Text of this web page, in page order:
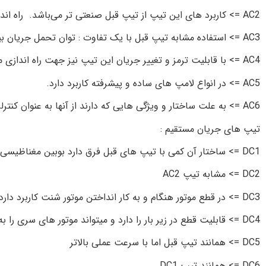
AC2 => کاربرد های این تیپ از تیپ قبل صنعتی تر می‌باشد. راه اندازی موتور اسنکرون از نمونه قابلیت های این تیپ می‌باشد.
AC3 => استفاده مشابه تیپ قبل با یک تفاوت : توان تحمل جریان بیشتری دارند و برای کار های بزرگ تر ساخته شده اند.
AC4 => با قابلیت ترمز و تغییر جریان این تیپ نیز جهت راه اندازی موتور اسنکرون مورد استفاده قرار می‌گیرد.
AC5 => در انواع لامپ های ساده و پیشرفته کاربرد دارد.
AC6 => به علت ساختار و ویژگی هایی که دارند از آنها به عنوان کنترلر ترانسفورماتور ها استفاده می‌شود
تیپ های جریان مستقیم :
DC1 => ساختار آن کمی با تیپ های قبل فرق دارد بوبین مغناظیسی دارد و فاقد کنتاکت قدرت می‌باشد . از آنها در مدار فرمان استفاده می‌شود.
DC2 => مشابه تیپ AC2
DC3 => در قطع موتور هنگام و به کار انداختن موتور شنت کاربرد دارد
DC4 => قابلیت قطع در زیر بار را دارد و میتواند موتور های سری را به کار بیاندازد
DC5 => همانند تیپ قبل اما با سرعت عملی بالاتر